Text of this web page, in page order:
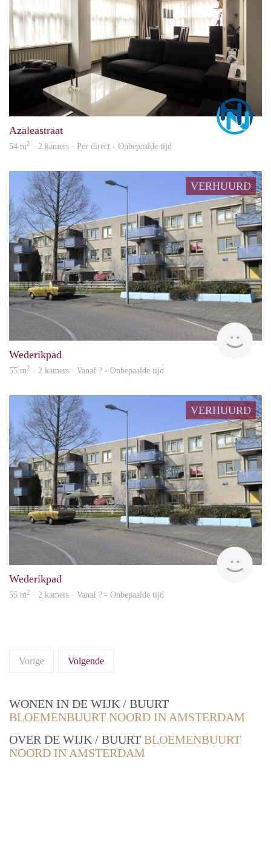
Azaleastraat
54 m2 · 2 kamers · Per direct - Onbepaalde tijd
VERHUURD
rent
Wederikpad
55 m2 · 2 kamers · Vanaf ? - Onbepaalde tijd
VERHUURD
rent
Wederikpad
55 m2 · 2 kamers · Vanaf ? - Onbepaalde tijd
Vorige Volgende
WONEN IN DE WIJK / BUURT
BLOEMENBUURT NOORD IN AMSTERDAM
OVER DE WIJK / BUURT BLOEMENBUURT
NOORD IN AMSTERDAM